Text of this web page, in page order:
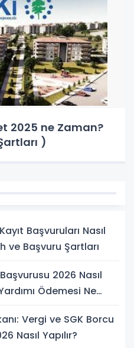
2025 ne Zaman?
)
Başvuruları Nasıl
ve Başvuru Şartları
2026 Nasıl
Ödemesi Ne
Vergi ve SGK Borcu
Nasıl Yapılır?